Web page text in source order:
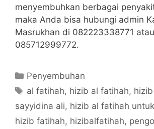
menyembuhkan berbagai
maka Anda bisa hubungi admin
Masrukhan di 082223338771 atau
085712999772.
Categories
Penyembuhan
Tags
al fatihah, hizib al fatihah,
sayyidina ali, hizib al fatihah
hizib fatihah, hizibalfatihah,